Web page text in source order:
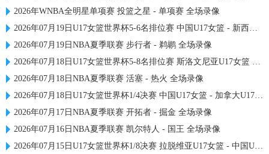
2026年WNBA全明星单项赛 投篮之星 - 单项赛 全场录像
2026年07月19日U17女篮世界杯5-6名排位赛 中国U17女篮 - 新西兰U17女篮 全场录像
2026年07月19日NBA夏季联赛 步行者 - 鹈鹕 全场录像
2026年07月18日U17女篮世界杯5-8名排位赛 斯洛文尼亚U17女篮 - 中国U17女篮 全场录像
2026年07月18日NBA夏季联赛 活塞 - 热火 全场录像
2026年07月18日U17女篮世界杯1/4决赛 中国U17女篮 - 加拿大U17女篮 录像
2026年07月17日NBA夏季联赛 开拓者 - 掘金 全场录像
2026年07月16日NBA夏季联赛 凯尔特人 - 国王 全场录像
2026年07月15日U17女篮世界杯1/8决赛 拉脱维亚U17女篮 - 中国U17女篮 录像